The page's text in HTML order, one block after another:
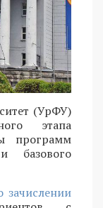
(УрФУ)
этапа
программ
базового
зачислении